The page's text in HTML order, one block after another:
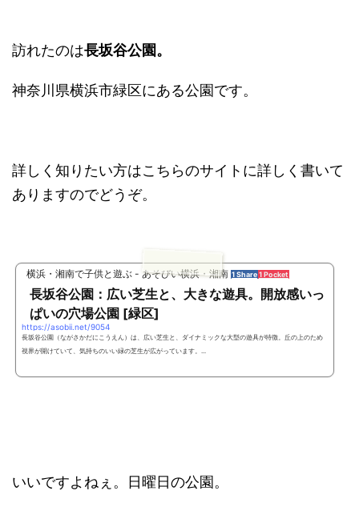
訪れたのは長坂谷公園。
神奈川県横浜市緑区にある公園です。
詳しく知りたい方はこちらのサイトに詳しく書いて
ありますのでどうぞ。
横浜・湘南で子供と遊ぶ - あそびい横浜・湘南 1 Share1 Pocket
長坂谷公園：広い芝生と、大きな遊具。開放感いっ
ぱいの穴場公園 [緑区]
https://asobii.net/9054
長坂谷公園（ながさかだにこうえん）は、広い芝生と、ダイナミックな大型の遊具が特徴。丘の上のため
視界が開けていて、気持ちのいい緑の芝生が広がっています。...
いいですよねぇ。日曜日の公園。